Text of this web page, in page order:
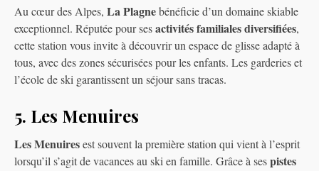
Au cœur des Alpes, La Plagnebénéficie d’un domaine skiable
exceptionnel. Réputée pour sesactivités familiales diversifiées,
cette station vous invite à découvrir un espace de glisse adapté à
tous, avec des zones sécurisées pour les enfants. Les garderies et
l’école de ski garantissent un séjour sans tracas.
5. Les Menuires
Les Menuiresest souvent la première station qui vient à l’esprit
lorsqu’il s’agit de vacances au ski en famille. Grâce à sespistes